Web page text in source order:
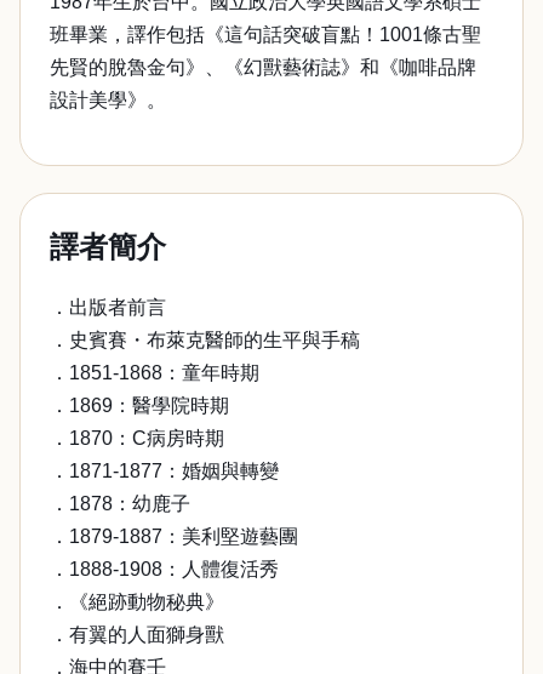
班畢業，譯作包括《這句話突破盲點！1001條古聖
先賢的脫魯金句》、《幻獸藝術誌》和《咖啡品牌
設計美學》。
譯者簡介
．出版者前言
．史賓賽・布萊克醫師的生平與手稿
．1851-1868：童年時期
．1869：醫學院時期
．1870：C病房時期
．1871-1877：婚姻與轉變
．1878：幼鹿子
．1879-1887：美利堅遊藝團
．1888-1908：人體復活秀
．《絕跡動物秘典》
．有翼的人面獅身獸
．海中的賽壬